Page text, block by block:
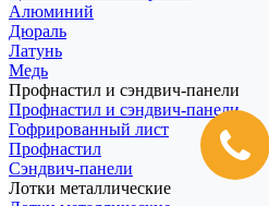
Алюминий
Дюраль
Латунь
Медь
Профнастил и сэндвич-панели
Профнастил и сэндвич-панели
Гофрированный лист
Профнастил
Сэндвич-панели
Лотки металлические